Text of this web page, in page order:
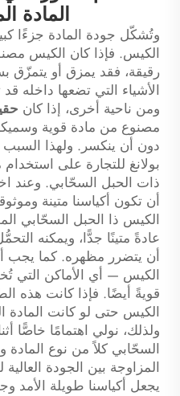
المادة
وتُشكّل جودة المادة جزءًا
الكيس. فإذا كان الكيس
رقيقة، فقد يمزق أو يتمزّق
الأشياء التي تضعها داخله
ومن ناحية أخرى، إذا كان
مصنوع من مادة قوية
دون أن ينكسر. ولهذا
بولانغ للتجارة على
ذات الحبل السحّابي. وعند
أن تكون أكياسنا متينة
الكيس ذا الحبل السحّابي
عادةً متينًا جدًّا، ويمكنه
أن يتضرر مظهره. كما يجب
الكيس — أي الأماكن التي
قويةً أيضًا. فإذا كانت هذه
الكيس حتى لو كانت المادة
ولذلك، نولي اهتمامًا خاصًّا
السحّابي كلاً من نوع المادة
المزاوجة بين الجودة
يجعل أكياسنا طويلة الأمد